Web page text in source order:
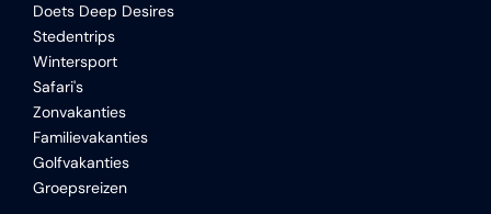
Doets Deep Desires
Stedentrips
Wintersport
Safari's
Zonvakanties
Familievakanties
Golfvakanties
Groepsreizen